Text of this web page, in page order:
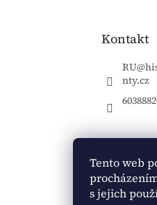
Tento web
s jejich
Kontakt
RU@
nty.cz